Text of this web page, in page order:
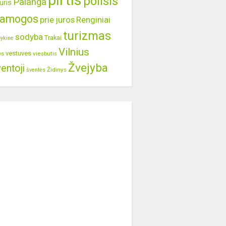
prie juros Renginiai
sodyba Trakai turizmas
vestuves viesbutis Vilnius
šventės Židinys Žvejyba